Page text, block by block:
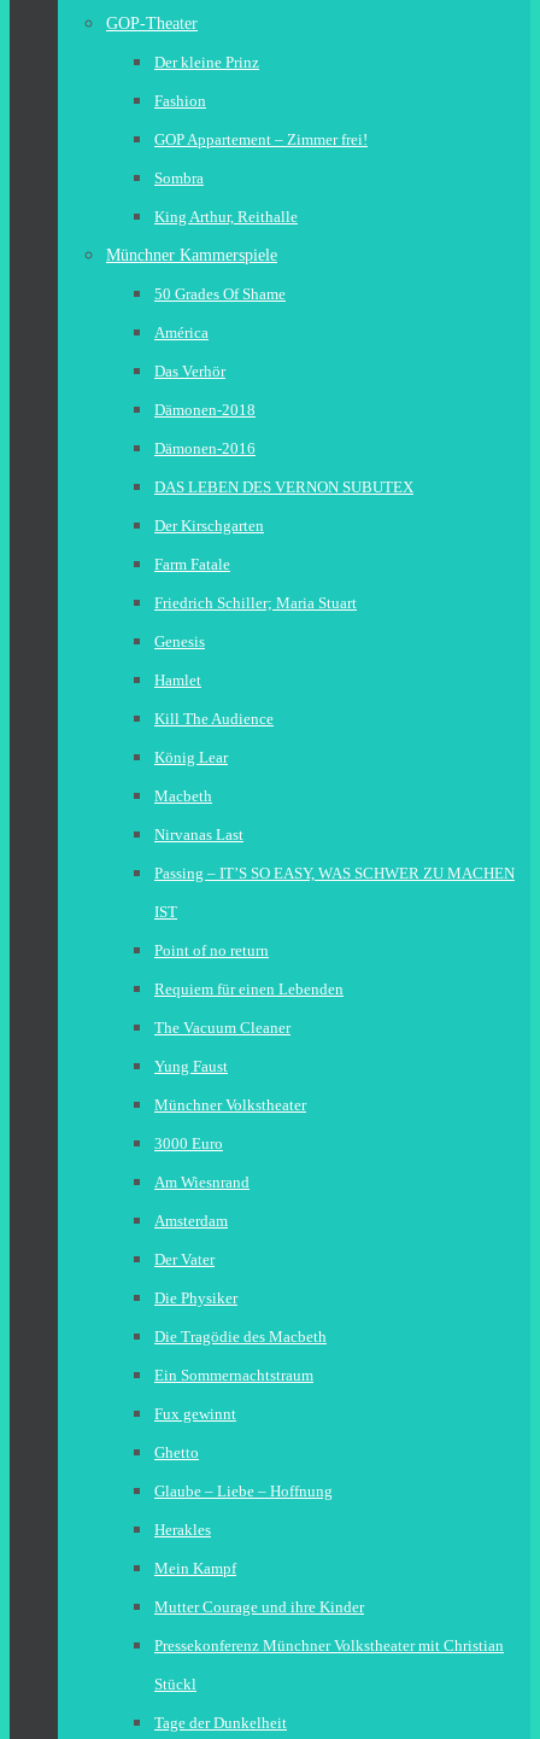
GOP-Theater
Der kleine Prinz
Fashion
GOP Appartement – Zimmer frei!
Sombra
King Arthur, Reithalle
Münchner Kammerspiele
50 Grades Of Shame
América
Das Verhör
Dämonen-2018
Dämonen-2016
DAS LEBEN DES VERNON SUBUTEX
Der Kirschgarten
Farm Fatale
Friedrich Schiller; Maria Stuart
Genesis
Hamlet
Kill The Audience
König Lear
Macbeth
Nirvanas Last
Passing – IT’S SO EASY, WAS SCHWER ZU MACHEN
IST
Point of no return
Requiem für einen Lebenden
The Vacuum Cleaner
Yung Faust
Münchner Volkstheater
3000 Euro
Am Wiesnrand
Amsterdam
Der Vater
Die Physiker
Die Tragödie des Macbeth
Ein Sommernachtstraum
Fux gewinnt
Ghetto
Glaube – Liebe – Hoffnung
Herakles
Mein Kampf
Mutter Courage und ihre Kinder
Pressekonferenz Münchner Volkstheater mit Christian
Stückl
Tage der Dunkelheit